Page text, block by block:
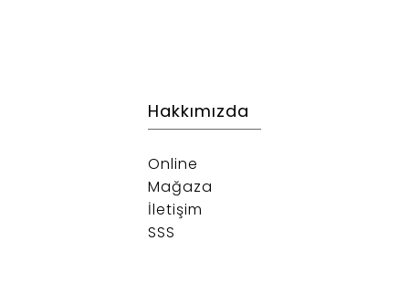
Hakkımızda
Online
Mağaza
İletişim
SSS